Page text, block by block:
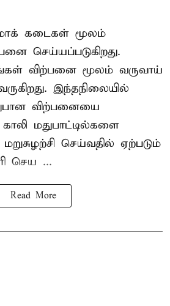
கடைகள் மூலம்
செய்யப்படுகிறது.
விற்பனை மூலம் வருவாய்
இந்தநிலையில்
விற்பனையை
காலி மதுபாட்டில்களை
செய்வதில் ஏற்படும்
செய ...
Read More